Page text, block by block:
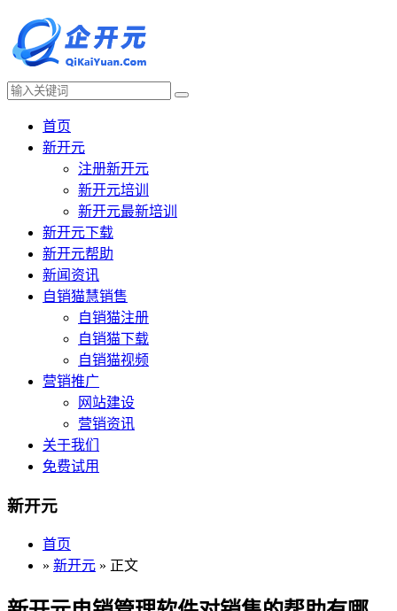
首页
新开元
注册新开元
新开元培训
新开元最新培训
新开元下载
新开元帮助
新闻资讯
自销猫慧销售
自销猫注册
自销猫下载
自销猫视频
营销推广
网站建设
营销资讯
关于我们
免费试用
新开元
首页
» 新开元 » 正文